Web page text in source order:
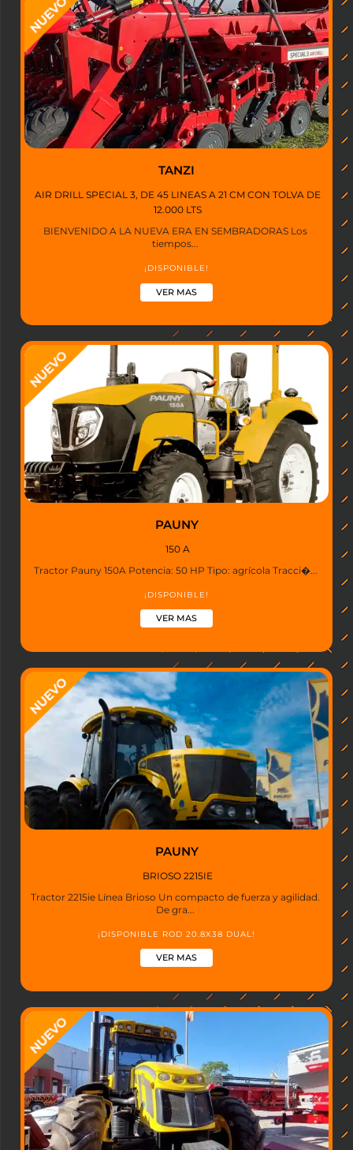
TANZI
AIR DRILL SPECIAL 3, DE 45 LINEAS A 21 CM CON TOLVA DE
12.000 LTS
BIENVENIDO A LA NUEVA ERA EN SEMBRADORAS Los
tiempos...
¡DISPONIBLE!
VER MAS
PAUNY
150 A
Tractor Pauny 150A Potencia: 50 HP Tipo: agrícola Tracci�...
¡DISPONIBLE!
VER MAS
PAUNY
BRIOSO 2215IE
Tractor 2215ie Línea Brioso Un compacto de fuerza y agilidad.
De gra...
¡DISPONIBLE ROD 20.8X38 DUAL!
VER MAS